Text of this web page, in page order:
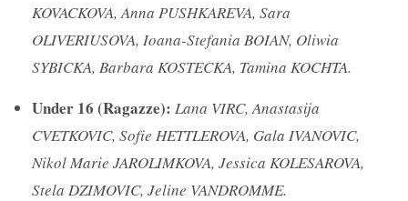
KOVACKOVA, Anna PUSHKAREVA, Sara
OLIVERIUSOVA, Ioana-Stefania BOIAN, Oliwia
SYBICKA, Barbara KOSTECKA, Tamina KOCHTA.
Under 16 (Ragazze): Lana VIRC, Anastasija
CVETKOVIC, Sofie HETTLEROVA, Gala IVANOVIC,
Nikol Marie JAROLIMKOVA, Jessica KOLESAROVA,
Stela DZIMOVIC, Jeline VANDROMME.